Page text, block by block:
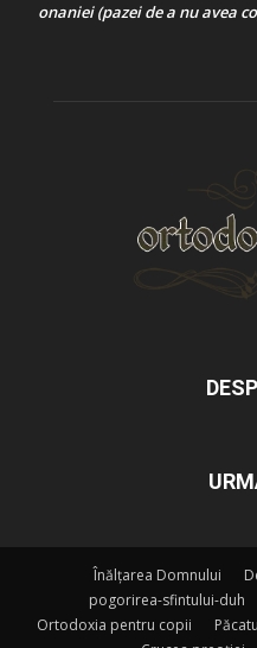
onaniei (pazei de a nu avea
Înălțarea Domnului
pogorirea-sfintului-duh
Ortodoxia pentru copii